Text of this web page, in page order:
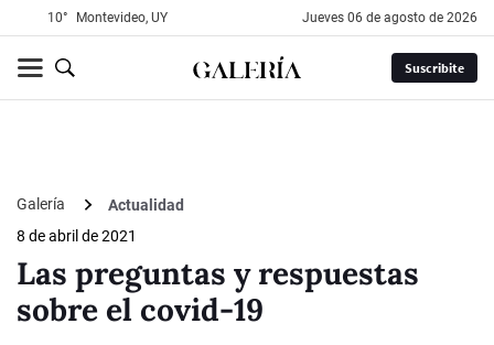
10° Montevideo, UY jueves 06 de agosto de 2026
Suscribite
Galería
Actualidad
8 de abril de 2021
Las preguntas y respuestas
sobre el covid-19